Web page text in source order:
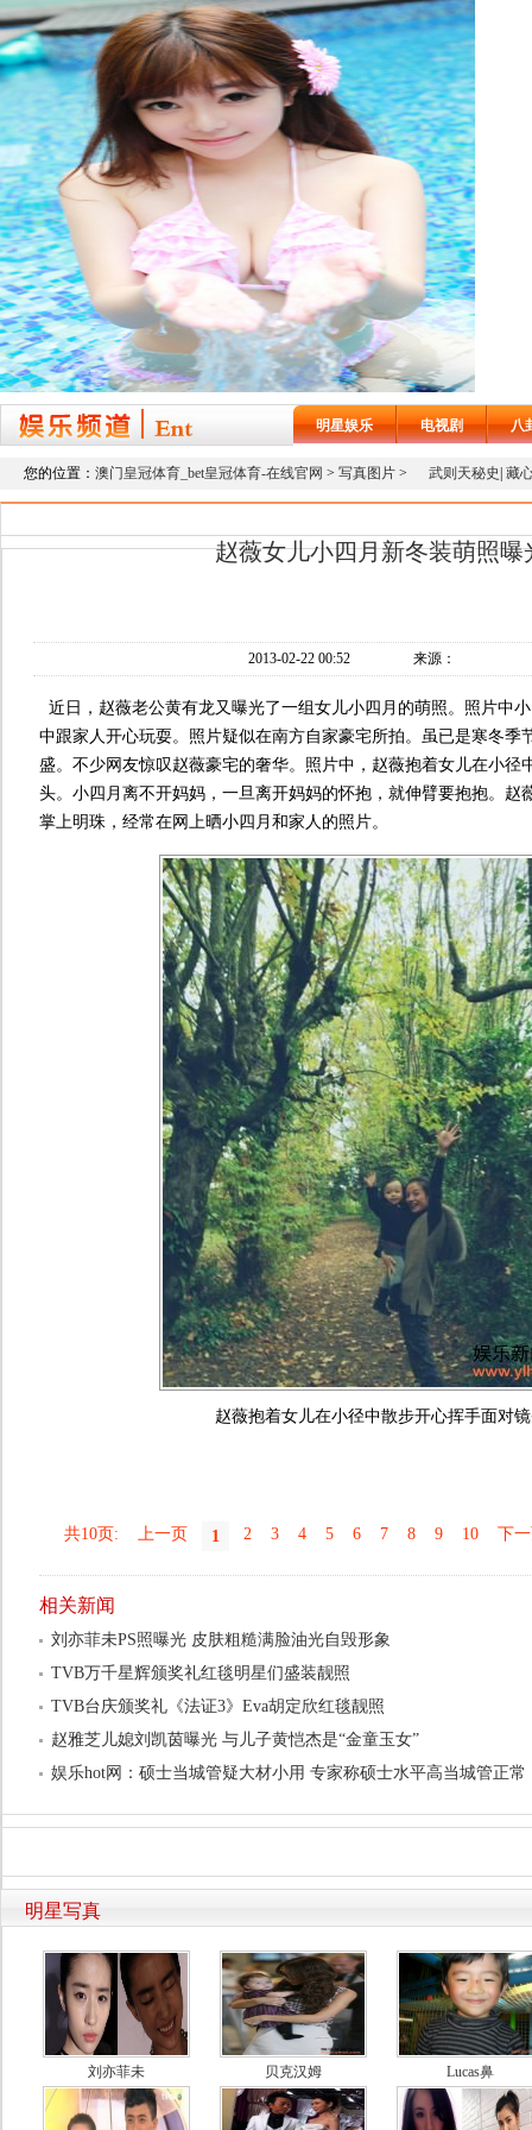
明星娱乐 电视剧 八
您的位置： 澳门皇冠体育_bet皇冠体育-在线官网 > 写真图片 > 武则天秘史 藏
赵薇女儿小四月新冬装萌照曝
2013-02-22 00:52 来源：
近日，赵薇老公黄有龙又曝光了一组女儿小四月的萌照。照片中
中跟家人开心玩耍。照片疑似在南方自家豪宅所拍。虽已是寒冬季
盛。不少网友惊叹赵薇豪宅的奢华。照片中，赵薇抱着女儿在小径
头。小四月离不开妈妈，一旦离开妈妈的怀抱，就伸臂要抱抱。赵
掌上明珠，经常在网上晒小四月和家人的照片。
赵薇抱着女儿在小径中散步开心挥手面对
共10页: 上一页 1 2 3 4 5 6 7 8 9 10 下
相关新闻
刘亦菲未PS照曝光 皮肤粗糙满脸油光自毁形象
TVB万千星辉颁奖礼红毯明星们盛装靓照
TVB台庆颁奖礼《法证3》Eva胡定欣红毯靓照
赵雅芝儿媳刘凯茵曝光 与儿子黄恺杰是“金童玉女”
娱乐hot网：硕士当城管疑大材小用 专家称硕士水平高当城管正常
明星写真
刘亦菲未 贝克汉姆 Lucas鼻